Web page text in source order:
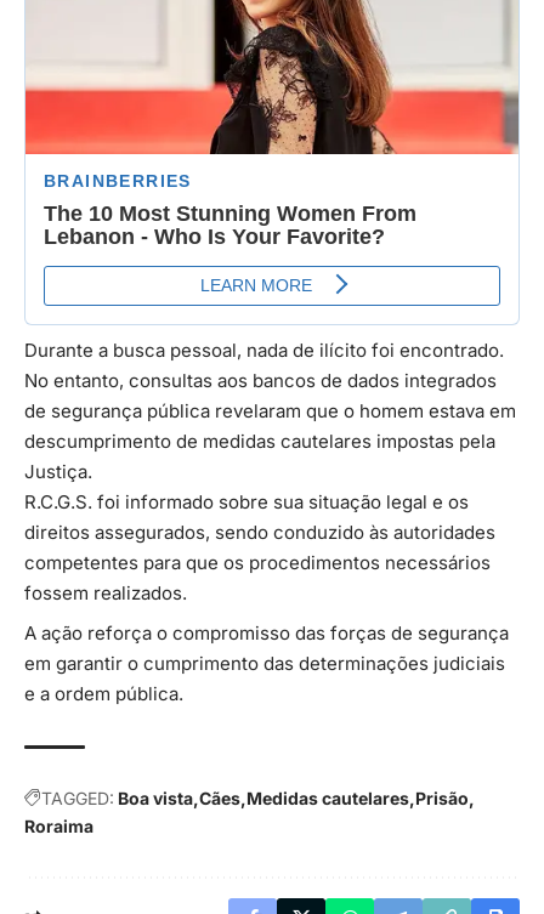
Durante a busca pessoal, nada de ilícito foi encontrado.
No entanto, consultas aos bancos de dados integrados
de segurança pública revelaram que o homem estava em
descumprimento de medidas cautelares impostas pela
Justiça.
R.C.G.S. foi informado sobre sua situação legal e os
direitos assegurados, sendo conduzido às autoridades
competentes para que os procedimentos necessários
fossem realizados.
A ação reforça o compromisso das forças de segurança
em garantir o cumprimento das determinações judiciais
e a ordem pública.
TAGGED: Boa vista Cães Medidas cautelares Prisão
Roraima